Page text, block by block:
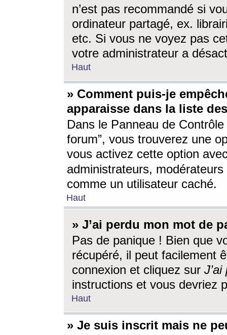
n’est pas recommandé si
ordinateur partagé, ex.
etc. Si vous ne voyez pas
votre administrateur a
Haut
» Comment puis-je
apparaisse dans la liste
Dans le Panneau de
forum”, vous trouverez une
vous activez cette option
administrateurs,
comme un utilisateur caché.
Haut
» J’ai perdu mon mot de
Pas de panique ! Bien que
récupéré, il peut facilement
connexion et cliquez sur
instructions et vous devriez
Haut
» Je suis inscrit mais ne